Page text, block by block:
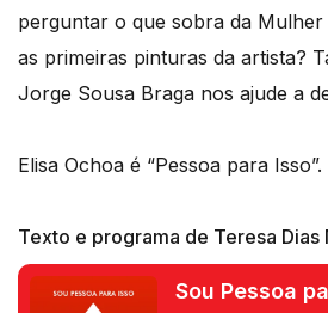
perguntar o que sobra da
as primeiras pinturas da artista?
Jorge Sousa Braga nos ajude a
Elisa Ochoa é “Pessoa para Isso”.
Texto e programa de Teresa Dias
Sou Pessoa